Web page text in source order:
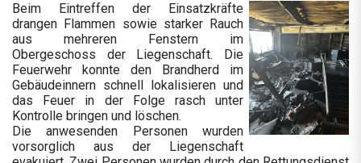
Beim Eintreffen der Einsatzkräfte
drangen Flammen sowie starker Rauch
aus mehreren Fenstern im
Obergeschoss der Liegenschaft. Die
Feuerwehr konnte den Brandherd im
Gebäudeinnern schnell lokalisieren und
das Feuer in der Folge rasch unter
Kontrolle bringen und löschen.
Die anwesenden Personen wurden
vorsorglich aus der Liegenschaft